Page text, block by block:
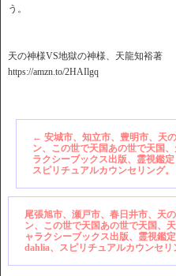
う。
天の神様VS地獄の神様、天龍知裕著
https://amzn.to/2HAIlgq
← 安城市、知立市、豊明市、天
ン、この世で天国あの世で天国
ラクシーブックス出版、霊視鑑
スピリチュアルカウンセリング。
尾張旭市、瀬戸市、春日井市、天
ン、この世で天国あの世で天国、
ャラクシーブックス出版、霊視
dahlia、スピリチュアルカウンセリ